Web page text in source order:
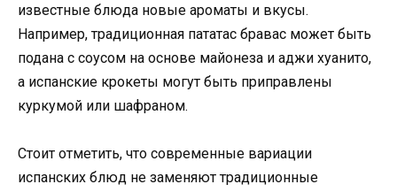
известные блюда новые ароматы и вкусы.
Например, традиционная пататас бравас может быть
подана с соусом на основе майонеза и аджи хуанито,
а испанские крокеты могут быть приправлены
куркумой или шафраном.
Стоит отметить, что современные вариации
испанских блюд не заменяют традиционные